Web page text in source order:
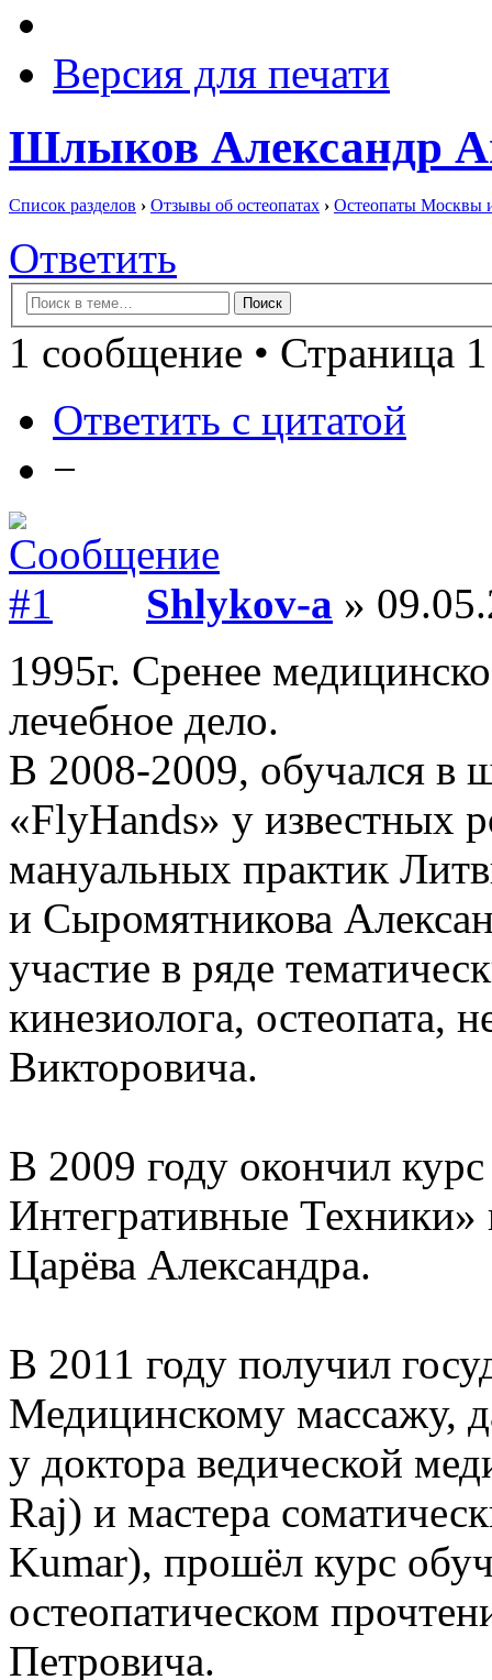
Версия для печати
Шлыков Александр
Список разделов › Отзывы об остеопатах › Остеопаты Москвы
Ответить
1 сообщение • Страница
Ответить с цитатой
−
Shlykov-a »
1995г. Сренее
лечебное дело.
В 2008-2009, обучался в
«FlyHands» у известных
мануальных практик
и Сыромятникова
участие в ряде
кинезиолога, остеопата,
Викторовича.
В 2009 году окончил
Интегративные Техники»
Царёва Александра.
В 2011 году получил
Медицинскому массажу,
у доктора ведической
Raj) и мастера
Kumar), прошёл курс
остеопатическом
Петровича.